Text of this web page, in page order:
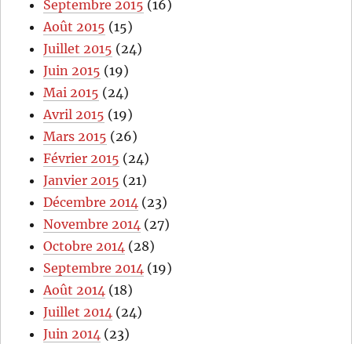
Septembre 2015 (16)
Août 2015 (15)
Juillet 2015 (24)
Juin 2015 (19)
Mai 2015 (24)
Avril 2015 (19)
Mars 2015 (26)
Février 2015 (24)
Janvier 2015 (21)
Décembre 2014 (23)
Novembre 2014 (27)
Octobre 2014 (28)
Septembre 2014 (19)
Août 2014 (18)
Juillet 2014 (24)
Juin 2014 (23)